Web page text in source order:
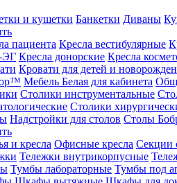
и кушетки Банкетки Диваны
пациента Кресла вестибулярные
Кресла донорские Кресла
Кровати для детей и
Мебель Белая для кабинета
Столики инструментальные
Столики
Надстройки для столов Столы
и кресла Офисные кресла Секции
Тележки внутрикорпусные
Тумбы лабораторные Тумбы под